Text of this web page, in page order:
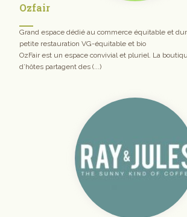
Ozfair
Grand espace dédié au commerce équitable et
petite restauration VG-équitable et bio
OzFair est un espace convivial et pluriel. La
d’hôtes partagent des (...)